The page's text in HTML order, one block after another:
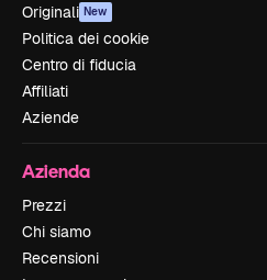
Originali New
Politica dei cookie
Centro di fiducia
Affiliati
Aziende
Azienda
Prezzi
Chi siamo
Recensioni